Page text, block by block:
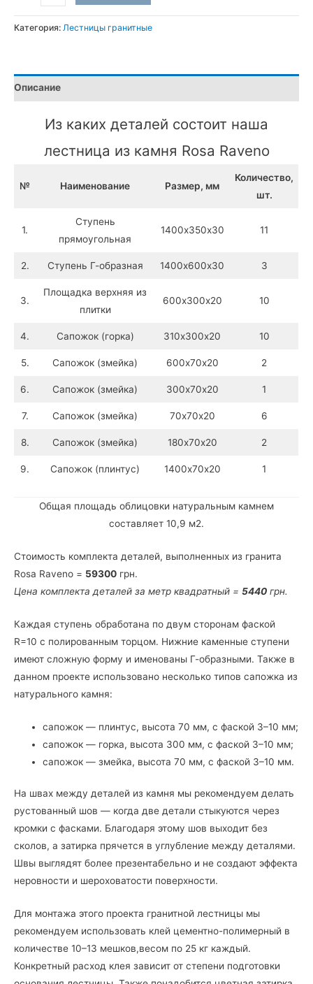
товара
Лестница
«Rosa
Raveno»
Категория: Лестницы гранитные
Описание
Из каких деталей состоит наша
лестница из камня Rosa Raveno
№ Наименование Размер, мм
Количество,
шт.
1.
Ступень
прямоугольная
1400х350х30 11
2. Ступень Г-образная 1400х600х30 3
3.
Площадка верхняя из
плитки
600х300х20 10
4. Сапожок (горка) 310х300х20 10
5. Сапожок (змейка) 600х70х20 2
6. Сапожок (змейка) 300х70х20 1
7. Сапожок (змейка) 70х70х20 6
8. Сапожок (змейка) 180х70х20 2
9. Сапожок (плинтус) 1400х70х20 1
Общая площадь облицовки натуральным камнем
составляет 10,9 м2.
Стоимость комплекта деталей, выполненных из гранита
Rosa Raveno = 59300 грн.
Цена комплекта деталей за метр квадратный = 5440 грн.
Каждая ступень обработана по двум сторонам фаской
R=10 с полированным торцом. Нижние каменные ступени
имеют сложную форму и именованы Г-образными. Также в
данном проекте использовано несколько типов сапожка из
натурального камня:
сапожок — плинтус, высота 70 мм, с фаской 3–10 мм;
сапожок — горка, высота 300 мм, с фаской 3–10 мм;
сапожок — змейка, высота 70 мм, с фаской 3–10 мм.
На швах между деталей из камня мы рекомендуем делать
рустованный шов — когда две детали стыкуются через
кромки с фасками. Благодаря этому шов выходит без
сколов, а затирка прячется в углубление между деталями.
Швы выглядят более презентабельно и не создают эффекта
неровности и шероховатости поверхности.
Для монтажа этого проекта гранитной лестницы мы
рекомендуем использовать клей цементно-полимерный в
количестве 10–13 мешков,весом по 25 кг каждый.
Конкретный расход клея зависит от степени подготовки